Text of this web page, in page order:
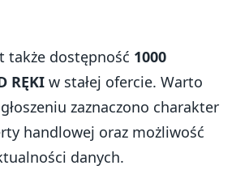
także dostępność 1000
RĘKI w stałej ofercie. Warto
zaznaczono charakter
handlowej oraz możliwość
danych.